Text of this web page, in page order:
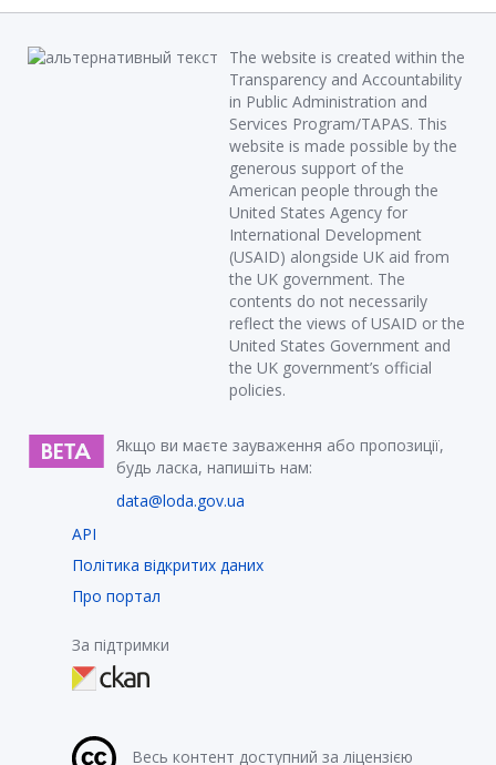
The website is created within the
Transparency and Accountability
in Public Administration and
Services Program/TAPAS. This
website is made possible by the
generous support of the
American people through the
United States Agency for
International Development
(USAID) alongside UK aid from
the UK government. The
contents do not necessarily
reflect the views of USAID or the
United States Government and
the UK government’s official
policies.
Якщо ви маєте зауваження або пропозиції,
будь ласка, напишіть нам:
data@loda.gov.ua
API
Політика відкритих даних
Про портал
За підтримки
Весь контент доступний за ліцензією